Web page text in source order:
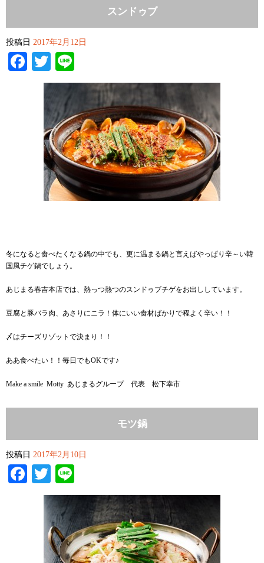
スンドゥブ
投稿日 2017年2月12日
Facebook
Twitter
冬になると食べたくなる鍋の中でも、更に温まる鍋と言えばやっぱり辛～い韓
国風チゲ鍋でしょう。
あじまる春吉本店では、熱っつ熱つのスンドゥブチゲをお出ししています。
豆腐と豚バラ肉、あさりにニラ！体にいい食材ばかりで程よく辛い！！
〆はチーズリゾットで決まり！！
ああ食べたい！！毎日でもOKです♪
Make a smile Motty あじまるグループ 代表 松下幸市
モツ鍋
投稿日 2017年2月10日
Facebook
Twitter